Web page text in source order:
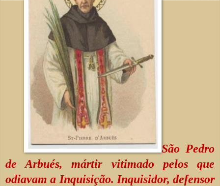
São Pedro
de Arbués, mártir vitimado pelos que
odiavam a Inquisição. Inquisidor, defensor